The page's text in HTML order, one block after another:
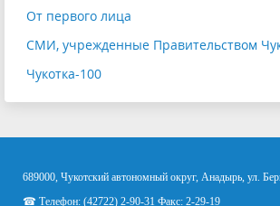
От первого лица
СМИ, учрежденные Правительством
Чукотка-100
689000, Чукотский автономный округ, Анадырь, ул.
☎ Телефон: (42722) 2-90-31 Факс: 2-29-19